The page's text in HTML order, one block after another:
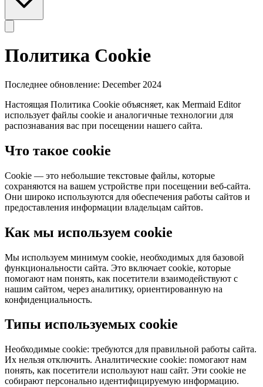
Политика Cookie
Последнее обновление: December 2024
Настоящая Политика Cookie объясняет, как Mermaid Editor
использует файлы cookie и аналогичные технологии для
распознавания вас при посещении нашего сайта.
Что такое cookie
Cookie — это небольшие текстовые файлы, которые
сохраняются на вашем устройстве при посещении веб-сайта.
Они широко используются для обеспечения работы сайтов и
предоставления информации владельцам сайтов.
Как мы используем cookie
Мы используем минимум cookie, необходимых для базовой
функциональности сайта. Это включает cookie, которые
помогают нам понять, как посетители взаимодействуют с
нашим сайтом, через аналитику, ориентированную на
конфиденциальность.
Типы используемых cookie
Необходимые cookie: требуются для правильной работы сайта.
Их нельзя отключить. Аналитические cookie: помогают нам
понять, как посетители используют наш сайт. Эти cookie не
собирают персонально идентифицируемую информацию.